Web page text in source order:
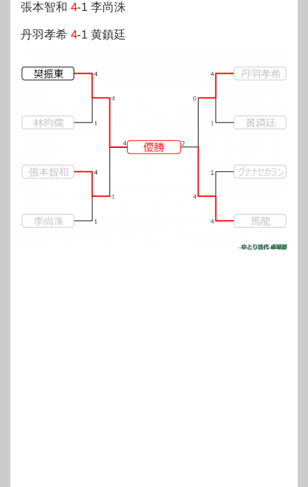
張本智和 4-1 李尚洙
丹羽孝希 4-1 黄鎮廷